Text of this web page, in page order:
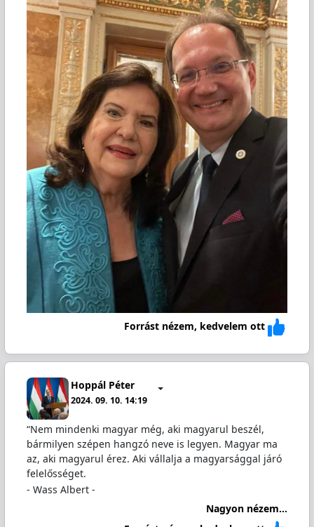
Forrást nézem, kedvelem ott
Hoppál Péter
2024. 09. 10. 14:19
“Nem mindenki magyar még, aki magyarul beszél,
bármilyen szépen hangzó neve is legyen. Magyar ma
az, aki magyarul érez. Aki vállalja a magyarsággal járó
felelősséget.
- Wass Albert -
Nagyon nézem...